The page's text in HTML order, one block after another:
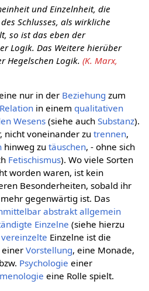
und Einzelnheit, die
Schlusses, als wirkliche
so ist das eben der
Logik. Das Weitere hierüber
Hegelschen Logik. (K. Marx,
nur in der Beziehung zum
Relationin einem qualitativen
Wesens(siehe auch Substanz).
nicht voneinander zu trennen,
hinweg zu täuschen, - ohne sich
Fetischismus). Wo viele Sorten
worden waren, ist kein
Besonderheiten, sobald ihr
gegenwärtig ist. Das
abstrakt allgemein
Einzelne (siehe hierzu
vereinzelte Einzelne ist die
Vorstellung, eine Monade,
bzw. Psychologie einer
eine Rolle spielt.